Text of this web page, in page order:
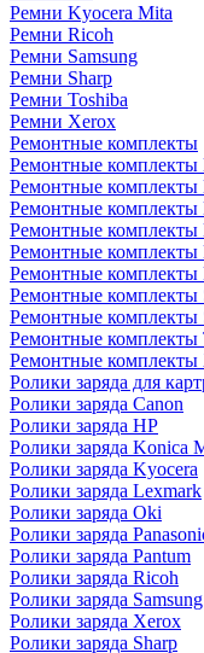
Ремни Kyocera Mita
Ремни Ricoh
Ремни Samsung
Ремни Sharp
Ремни Toshiba
Ремни Xerox
Ремонтные комплекты
Ремонтные комплекты
Ремонтные комплекты
Ремонтные комплекты
Ремонтные комплекты
Ремонтные комплекты
Ремонтные комплекты
Ремонтные комплекты
Ремонтные комплекты
Ремонтные комплекты
Ремонтные комплекты
Ролики заряда для
Ролики заряда Canon
Ролики заряда HP
Ролики заряда Konica
Ролики заряда Kyocera
Ролики заряда Lexmark
Ролики заряда Oki
Ролики заряда
Ролики заряда Pantum
Ролики заряда Ricoh
Ролики заряда Samsung
Ролики заряда Xerox
Ролики заряда Sharp